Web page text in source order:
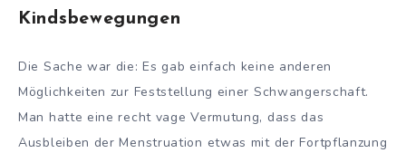
Kindsbewegungen
Die Sache war die: Es gab einfach keine anderen
Möglichkeiten zur Feststellung einer Schwangerschaft.
Man hatte eine recht vage Vermutung, dass das
Ausbleiben der Menstruation etwas mit der Fortpflanzung